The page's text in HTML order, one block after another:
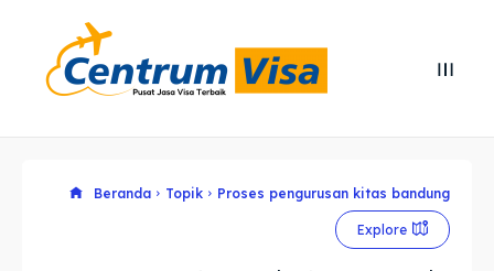
Cari
Cari
Explore our destinations
Explore our destinations
Beranda Topik Proses pengurusan kitas bandung
Explore